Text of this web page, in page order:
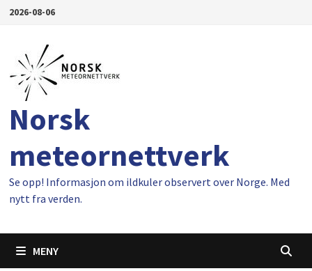
Gå2026-08-06
Norsk
meteornettverk
Se opp! Informasjon om ildkuler observert over Norge. Med
nytt fra verden.
MENY